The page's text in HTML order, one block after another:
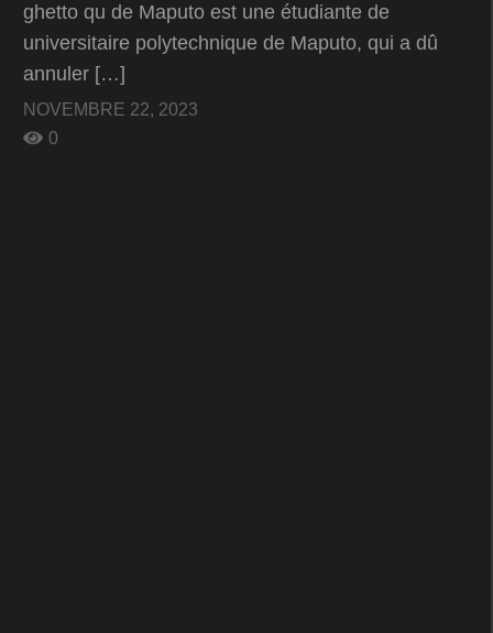
ghetto qu de Maputo est une étudiante de
universitaire polytechnique de Maputo, qui a dû
annuler […]
NOVEMBRE 22, 2023
0